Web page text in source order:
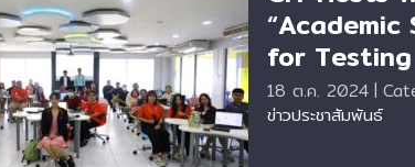
Workshop on
Service System for
and Inspection”
“Academic
for
18 ต.ค. 2024 |
ข่าวประชาสัมพันธ์